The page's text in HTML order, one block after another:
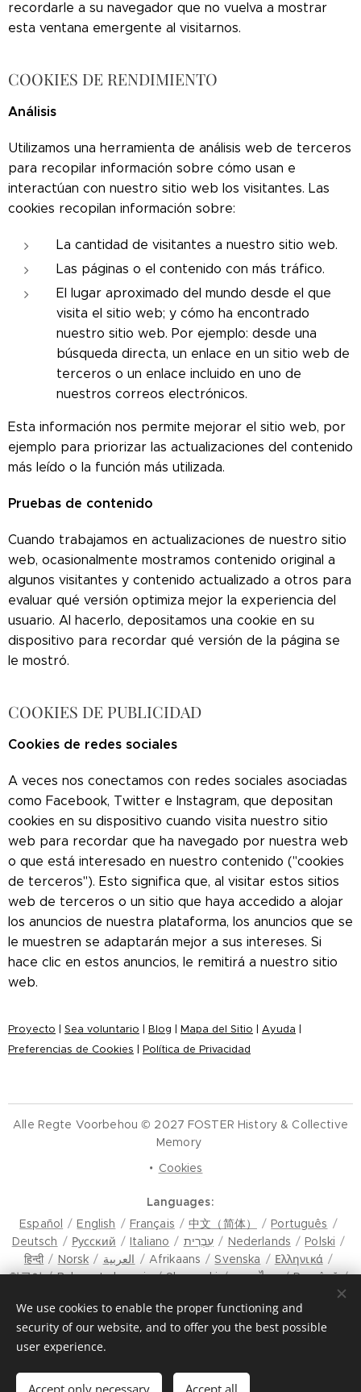
recordarle a su navegador que no vuelva a mostrar
esta ventana emergente al visitarnos.
COOKIES DE RENDIMIENTO
Análisis
Utilizamos una herramienta de análisis web de terceros
para recopilar información sobre cómo usan e
interactúan con nuestro sitio web los visitantes. Las
cookies recopilan información sobre:
La cantidad de visitantes a nuestro sitio web.
Las páginas o el contenido con más tráfico.
El lugar aproximado del mundo desde el que
visita el sitio web; y cómo ha encontrado
nuestro sitio web. Por ejemplo: desde una
búsqueda directa, un enlace en un sitio web de
terceros o un enlace incluido en uno de
nuestros correos electrónicos.
Esta información nos permite mejorar el sitio web, por
ejemplo para priorizar las actualizaciones del contenido
más leído o la función más utilizada.
Pruebas de contenido
Cuando trabajamos en actualizaciones de nuestro sitio
web, ocasionalmente mostramos contenido original a
algunos visitantes y contenido actualizado a otros para
evaluar qué versión optimiza mejor la experiencia del
usuario. Al hacerlo, depositamos una cookie en su
dispositivo para recordar qué versión de la página se
le mostró.
COOKIES DE PUBLICIDAD
Cookies de redes sociales
A veces nos conectamos con redes sociales asociadas
como Facebook, Twitter e Instagram, que depositan
cookies en su dispositivo cuando visita nuestro sitio
web para recordar que ha navegado por nuestra web
o que está interesado en nuestro contenido ("cookies
de terceros"). Esto significa que, al visitar estos sitios
web de terceros o un sitio que haya accedido a alojar
los anuncios de nuestra plataforma, los anuncios que se
le muestren se adaptarán mejor a sus intereses. Si
hace clic en estos anuncios, le remitirá a nuestro sitio
web.
Proyecto Sea voluntario Blog Mapa del Sitio Ayuda
Preferencias de Cookies
Política de Privacidad
Alle Regte Voorbehou © 2027 FOSTER History & Collective
Memory
Cookies
Languages
Español
English Français 中文（简体）
Português
Deutsch
Русский Italiano עִבְרִית Nederlands
Polski
हिन्दी
Norsk العربية Afrikaans Svenska
Ελληνικά
한국어
Bahasa Indonesia Slovenski ภาษาไทย
Română
Latviešu Valoda
Türkçe Tiếng Việt 日本語
Srpski
Eesti keel
Magyar മലയാളം فارسی
Bosanski
Lietuvių kalba
Македонски јазик
سنڌي Български
We use cookies to enable the proper functioning and
security of our website, and to offer you the best possible
user experience.
Accept only necessary Accept all